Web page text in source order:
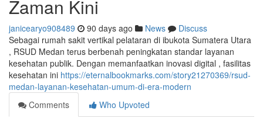
Zaman Kini
janicearyo908489 90 days ago News
Discuss
Sebagai rumah sakit vertikal pelataran di ibukota Sumatera Utara
, RSUD Medan terus berbenah peningkatan standar layanan
kesehatan publik. Dengan memanfaatkan inovasi digital , fasilitas
kesehatan ini https://eternalbookmarks.com/story21270369/rsud-
medan-layanan-kesehatan-umum-di-era-modern
Comments
Who Upvoted